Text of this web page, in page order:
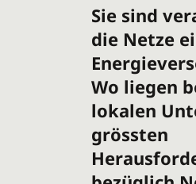
Sie sind
die Netze
Wo liegen
lokalen
grössten